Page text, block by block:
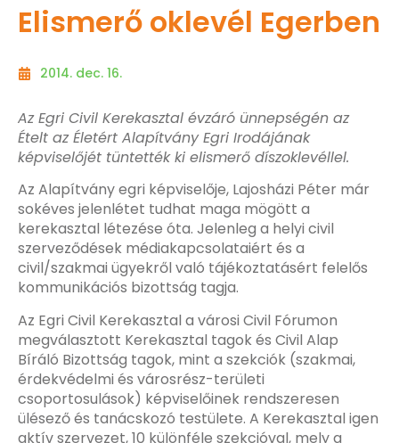
Elismerő oklevél Egerben
2014. dec. 16.
Az Egri Civil Kerekasztal évzáró ünnepségén az
Ételt az Életért Alapítvány Egri Irodájának
képviselőjét tüntették ki elismerő díszoklevéllel.
Az Alapítvány egri képviselője, Lajosházi Péter már
sokéves jelenlétet tudhat maga mögött a
kerekasztal létezése óta. Jelenleg a helyi civil
szerveződések médiakapcsolataiért és a
civil/szakmai ügyekről való tájékoztatásért felelős
kommunikációs bizottság tagja.
Az Egri Civil Kerekasztal a városi Civil Fórumon
megválasztott Kerekasztal tagok és Civil Alap
Bíráló Bizottság tagok, mint a szekciók (szakmai,
érdekvédelmi és városrész-területi
csoportosulások) képviselőinek rendszeresen
ülésező és tanácskozó testülete. A Kerekasztal igen
aktív szervezet, 10 különféle szekcióval, mely a